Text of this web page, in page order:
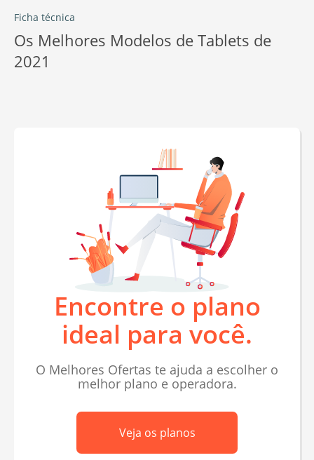
Ficha técnica
Os Melhores Modelos de Tablets de
2021
Encontre o plano
ideal para você.
O Melhores Ofertas te ajuda a escolher o
melhor plano e operadora.
Veja os planos